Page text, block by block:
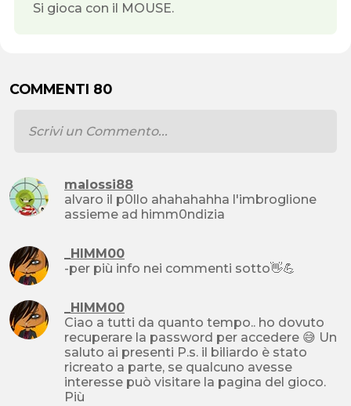
Si gioca con il MOUSE.
COMMENTI 80
malossi88
alvaro il p0llo ahahahahha l'imbroglione
assieme ad himm0ndizia
_HIMM00
-per più info nei commenti sotto👋💪
_HIMM00
Ciao a tutti da quanto tempo.. ho dovuto
recuperare la password per accedere 😅 Un
saluto ai presenti P.s. il biliardo è stato
ricreato a parte, se qualcuno avesse
interesse può visitare la pagina del gioco.
Più